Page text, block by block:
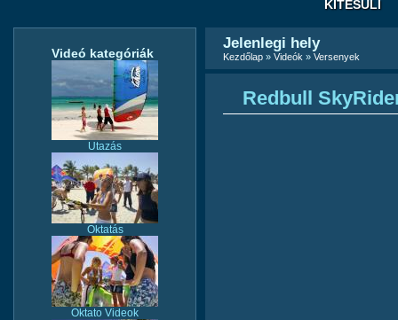
KITESULI
Videó kategóriák
Utazás
Oktatás
Oktato Videok
Jelenlegi hely
Kezdőlap » Videók » Versenyek
Redbull